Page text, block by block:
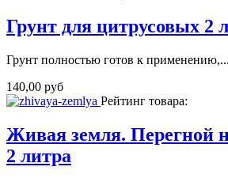
Грунт для цитрусовых 2
Грунт полностью готов к применению,...
140,00 руб
Рейтинг товара:
Живая земля. Перегной
2 литра